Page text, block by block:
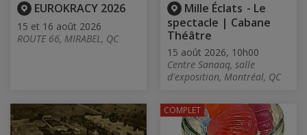
EUROKRACY 2026
15 et 16 août 2026
ROUTE 66, MIRABEL, QC
Mille Éclats - Le
spectacle | Cabane
Théâtre
15 août 2026, 10h00
Centre Sanaaq, salle
d'exposition, Montréal, QC
COMPLET